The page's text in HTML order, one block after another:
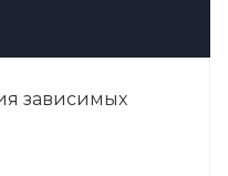
зависимых